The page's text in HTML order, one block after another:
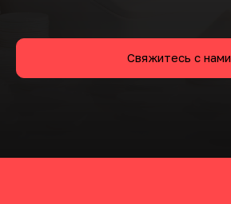
Свяжитесь с нами